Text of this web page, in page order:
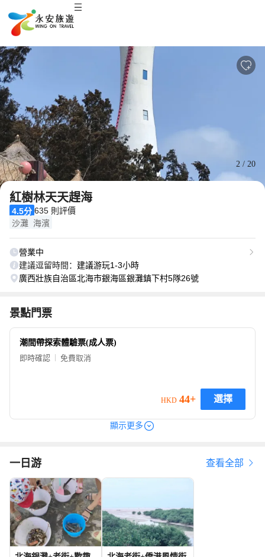
2 / 20
紅樹林天天趕海
4.5分 635 則評價
沙灘 海濱
營業中
建議逗留時間： 建議游玩1-3小時
廣西壯族自治區北海市銀海區銀灘鎮下村5隊26號
景點門票
潮間帶探索體驗票(成人票)
即時確認
免費取消
HKD 44+ 選擇
顯示更多
一日游 查看全部